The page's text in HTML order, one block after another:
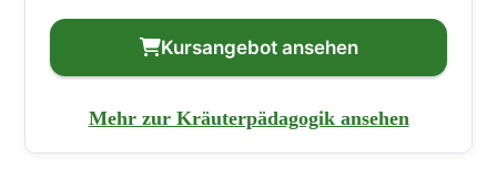
Kursangebot ansehen
Mehr zur Kräuterpädagogik ansehen